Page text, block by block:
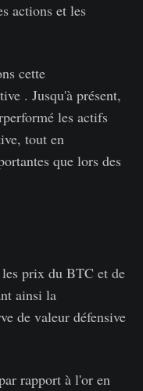
actions et les
cette
. Jusqu'à présent,
les actifs
tout en
que lors des
prix du BTC et de
ainsi la
de valeur défensive
rapport à l'or en